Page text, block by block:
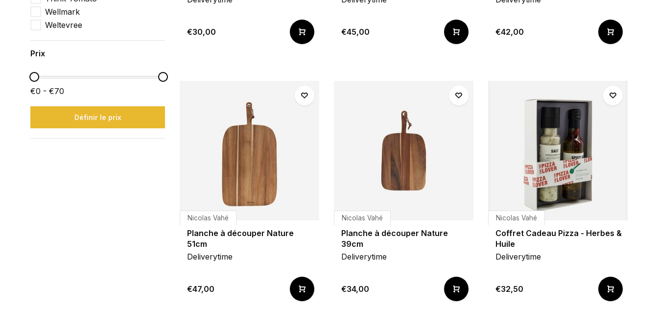
Wellmark
Weltevree
Prix
€0 - €70
Définir le prix
€30,00 €45,00 €42,00
Nicolas Vahé
Planche à découper Nature
51cm
Deliverytime
€47,00
Nicolas Vahé
Planche à découper Nature
39cm
Deliverytime
€34,00
Nicolas Vahé
Coffret Cadeau Pizza - Herbes &
Huile
Deliverytime
€32,50